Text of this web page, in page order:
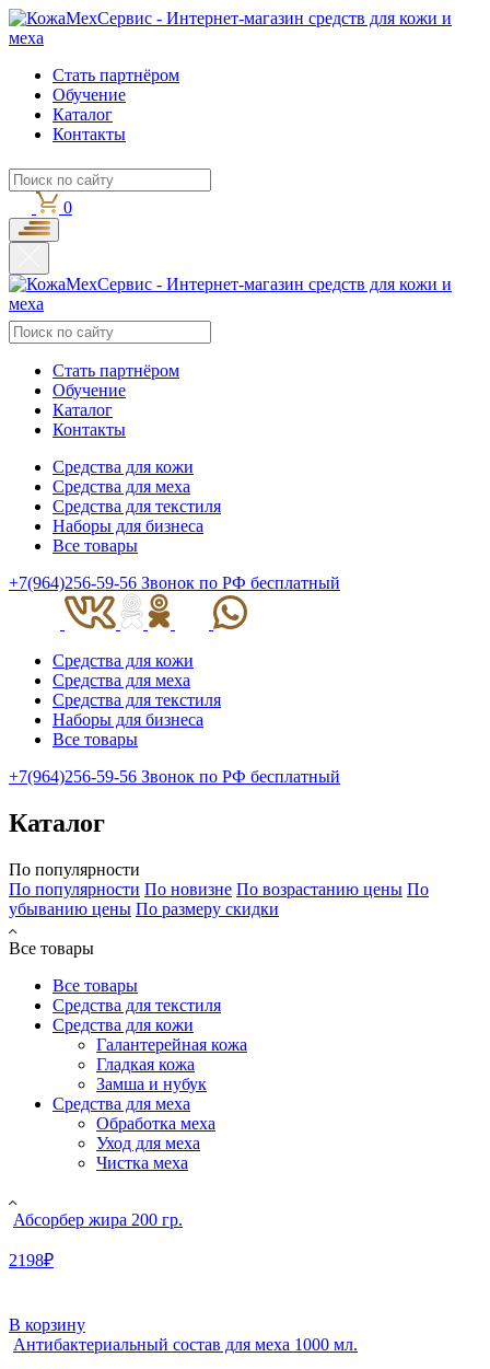
Стать партнёром
Обучение
Каталог
Контакты
0
Стать партнёром
Обучение
Каталог
Контакты
Средства для кожи
Средства для меха
Средства для текстиля
Наборы для бизнеса
Все товары
+7(964)256-59-56 Звонок по РФ бесплатный
Средства для кожи
Средства для меха
Средства для текстиля
Наборы для бизнеса
Все товары
+7(964)256-59-56 Звонок по РФ бесплатный
Каталог
По популярности
По популярности По новизне По возрастанию цены По
убыванию цены По размеру скидки
Все товары
Все товары
Средства для текстиля
Средства для кожи
Галантерейная кожа
Гладкая кожа
Замша и нубук
Средства для меха
Обработка меха
Уход для меха
Чистка меха
Абсорбер жира 200 гр.
2198₽
В корзину
Антибактериальный состав для меха 1000 мл.